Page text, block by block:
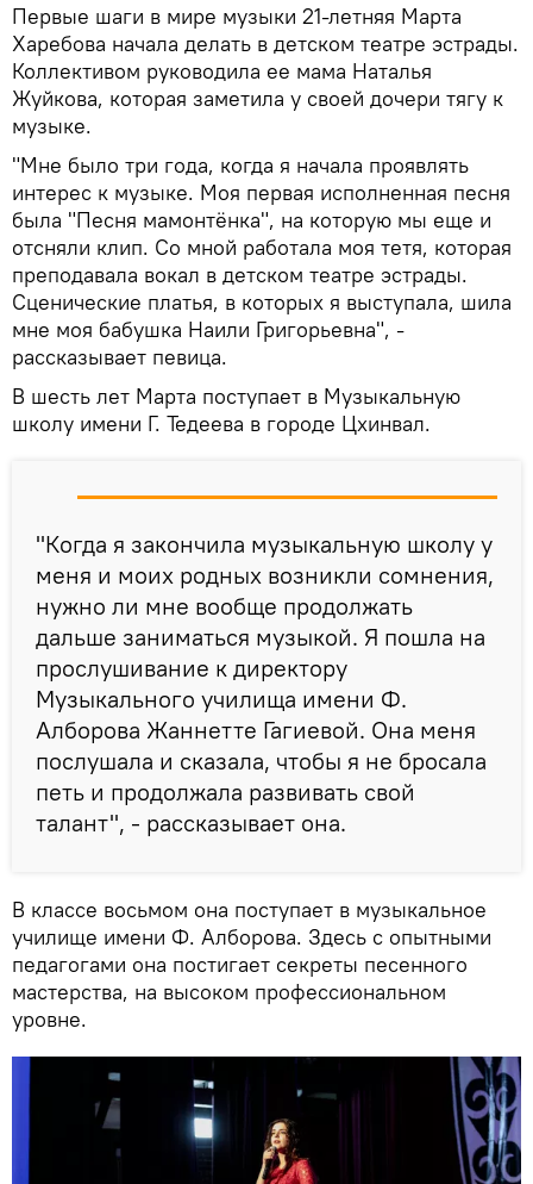
Первые шаги в мире музыки 21-летняя Марта
Харебова начала делать в детском театре эстрады.
Коллективом руководила ее мама Наталья
Жуйкова, которая заметила у своей дочери тягу к
музыке.
"Мне было три года, когда я начала проявлять
интерес к музыке. Моя первая исполненная песня
была "Песня мамонтёнка", на которую мы еще и
отсняли клип. Со мной работала моя тетя, которая
преподавала вокал в детском театре эстрады.
Сценические платья, в которых я выступала, шила
мне моя бабушка Наили Григорьевна", -
рассказывает певица.
В шесть лет Марта поступает в Музыкальную
школу имени Г. Тедеева в городе Цхинвал.
"Когда я закончила музыкальную школу у
меня и моих родных возникли сомнения,
нужно ли мне вообще продолжать
дальше заниматься музыкой. Я пошла на
прослушивание к директору
Музыкального училища имени Ф.
Алборова Жаннетте Гагиевой. Она меня
послушала и сказала, чтобы я не бросала
петь и продолжала развивать свой
талант", - рассказывает она.
В классе восьмом она поступает в музыкальное
училище имени Ф. Алборова. Здесь с опытными
педагогами она постигает секреты песенного
мастерства, на высоком профессиональном
уровне.